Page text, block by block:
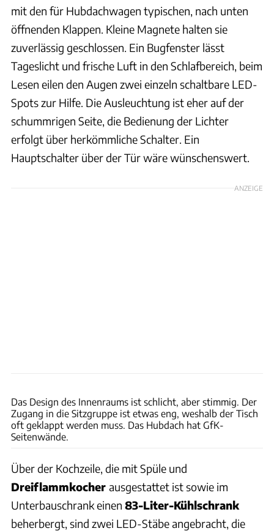
mit den für Hubdachwagen typischen, nach unten
öffnenden Klappen. Kleine Magnete halten sie
zuverlässig geschlossen. Ein Bugfenster lässt
Tageslicht und frische Luft in den Schlafbereich, beim
Lesen eilen den Augen zwei einzeln schaltbare LED-
Spots zur Hilfe. Die Ausleuchtung ist eher auf der
schummrigen Seite, die Bedienung der Lichter
erfolgt über herkömmliche Schalter. Ein
Hauptschalter über der Tür wäre wünschenswert.
ANZEIGE
Das Design des Innenraums ist schlicht, aber stimmig. Der
Zugang in die Sitzgruppe ist etwas eng, weshalb der Tisch
oft geklappt werden muss. Das Hubdach hat GfK-
Seitenwände.
Über der Kochzeile, die mit Spüle und
Dreiflammkocher ausgestattet ist sowie im
Unterbauschrank einen 83-Liter-Kühlschrank
beherbergt, sind zwei LED-Stäbe angebracht, die